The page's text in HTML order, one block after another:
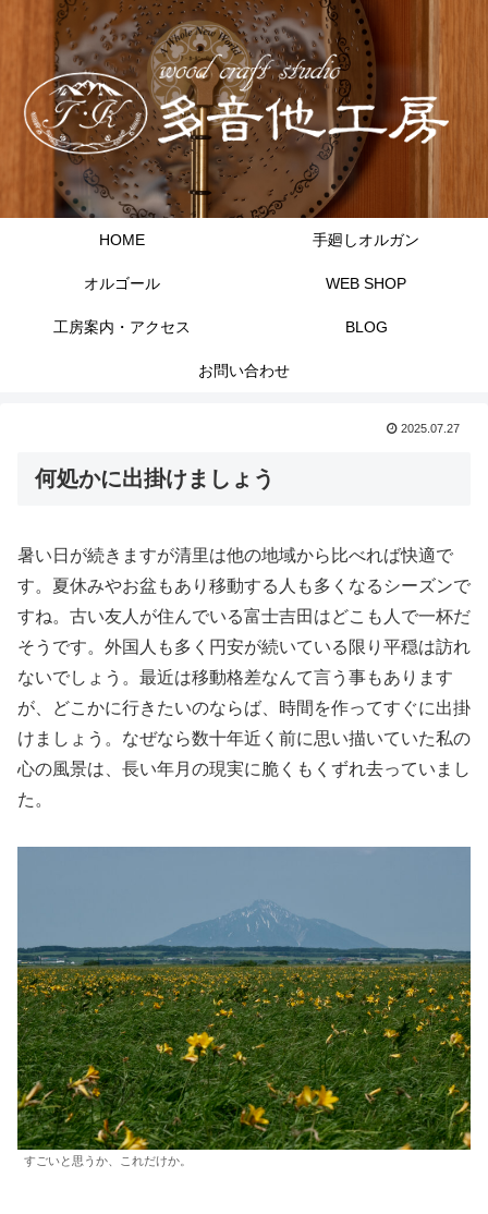
HOME 手廻しオルガン
オルゴール WEB SHOP
工房案内・アクセス BLOG
お問い合わせ
2025.07.27
何処かに出掛けましょう
暑い日が続きますが清里は他の地域から比べれば快適で
す。夏休みやお盆もあり移動する人も多くなるシーズンで
すね。古い友人が住んでいる富士吉田はどこも人で一杯だ
そうです。外国人も多く円安が続いている限り平穏は訪れ
ないでしょう。最近は移動格差なんて言う事もあります
が、どこかに行きたいのならば、時間を作ってすぐに出掛
けましょう。なぜなら数十年近く前に思い描いていた私の
心の風景は、長い年月の現実に脆くもくずれ去っていまし
た。
すごいと思うか、これだけか。